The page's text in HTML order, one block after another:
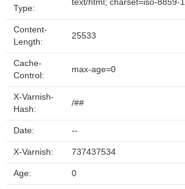
Type:
text/html; charset=iso-8859-1
Content-
Length:
25533
Cache-
Control:
max-age=0
X-Varnish-
Hash:
/##
Date: --
X-Varnish: 737437534
Age: 0